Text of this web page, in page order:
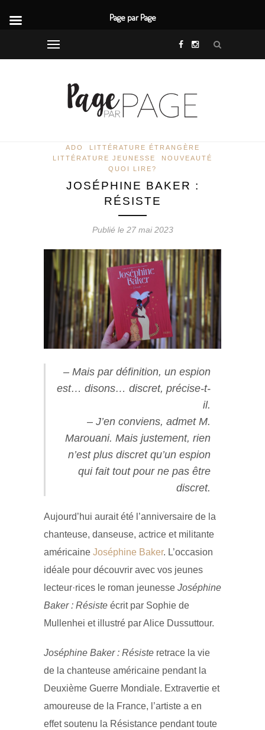
ADO
LITTÉRATURE ÉTRANGÈRE
LITTÉRATURE JEUNESSE
NOUVEAUTÉ
QUOI LIRE?
JOSÉPHINE BAKER :
RÉSISTE
Publié le 27 mai 2023
– Mais par définition, un espion
est… disons… discret, précise-t-
il.
– J’en conviens, admet M.
Marouani. Mais justement, rien
n’est plus discret qu’un espion
qui fait tout pour ne pas être
discret.
Aujourd’hui aurait été l’anniversaire de la
chanteuse, danseuse, actrice et militante
américaine Joséphine Baker. L’occasion
idéale pour découvrir avec vos jeunes
lecteur·rices le roman jeunesse Joséphine
Baker : Résiste écrit par Sophie de
Mullenhei et illustré par Alice Dussuttour.
Joséphine Baker : Résiste retrace la vie
de la chanteuse américaine pendant la
Deuxième Guerre Mondiale. Extravertie et
amoureuse de la France, l’artiste a en
effet soutenu la Résistance pendant toute
Page par Page